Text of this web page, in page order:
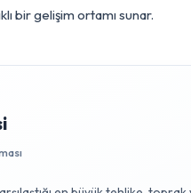
destekleyen ve stres
dominantlığın
sürgünlerin (koltuk altı
alınması, bitkinin
sağlar.
artırır, meyvelerde